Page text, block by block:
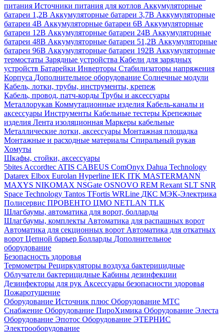
питания Источники питания для котлов Аккумуляторные
батареи 1,2В Аккумуляторные батареи 3,7В Аккумуляторные
батареи 4В Аккумуляторные батареи 6В Аккумуляторные
батареи 12В Аккумуляторные батареи 24В Аккумуляторные
батареи 48В Аккумуляторные батареи 51,2В Аккумуляторные
батареи 96В Аккумуляторные батареи 192В Аккумуляторные
термостаты Зарядные устройства Кабели для зарядных
устройств Батарейки Инверторы Стабилизаторы напряжения
Корпуса Дополнительное оборудование Солнечные модули
Кабель, лотки, трубы, инструменты, крепеж
Кабель, провод, патч-корды Трубы и аксессуары
Металлорукав Коммутационные изделия Кабель-каналы и
аксессуары Инструменты Кабельные тестеры Крепежные
изделия Лента изоляционная Маркеры кабельные
Металлические лотки, аксессуары Монтажная площадка
Монтажные и расходные материалы Спиральный рукав
Хомуты
Шкафы, стойки, аксессуары
5bites Accordtec ATIS CABEUS ComOnyx Dahua Technology
Datarex Elbox Eurolan Hyperline IEK ITK MASTERMANN
MAXYS NIKOMAX NSGate OSNOVO REM Rexant SLT SNR
Space Technology Tantos TFortis WRLine ДКС МЭК-Электрика
Полисервис ПРОВЕНТО ЦМО NETLAN TLK
Шлагбаумы, автоматика для ворот, болларды
Шлагбаумы, комплекты Автоматика для распашных ворот
Автоматика для секционных ворот Автоматика для откатных
ворот Цепной барьер Болларды Дополнительное
оборудование
Безопасность здоровья
Термометры Рециркуляторы воздуха бактерицидные
Облучатели бактерицидные Кабины дезинфекции
Дезинфекторы для рук Аксессуары безопасности здоровья
Пожаротушение
Оборудование Источник плюс Оборудование МТС
Снабжение Оборудование ПироХимика Оборудование Элеста
Оборудование Эпотос Оборудование ЭТЕРНИС
Электрооборудование